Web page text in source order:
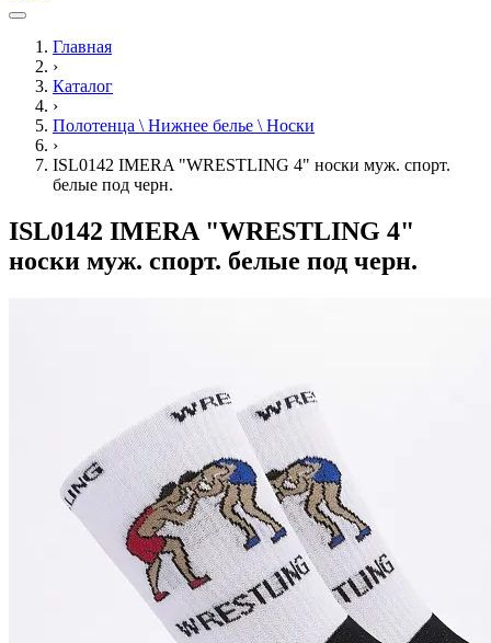
Главная
›
Каталог
›
Полотенца \ Нижнее белье \ Носки
›
ISL0142 IMERA "WRESTLING 4" носки муж. спорт.
белые под черн.
ISL0142 IMERA "WRESTLING 4"
носки муж. спорт. белые под черн.